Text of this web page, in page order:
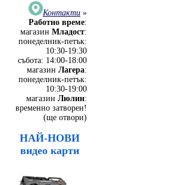
Контакти »
Работно време:
магазин Младост:
понеделник-петък:
10:30-19:30
събота: 14:00-18:00
магазин Лагера:
понеделник-петък:
10:30-19:00
магазин Люлин:
временно затворен!
(ще отвори)
НАЙ-НОВИ
видео карти